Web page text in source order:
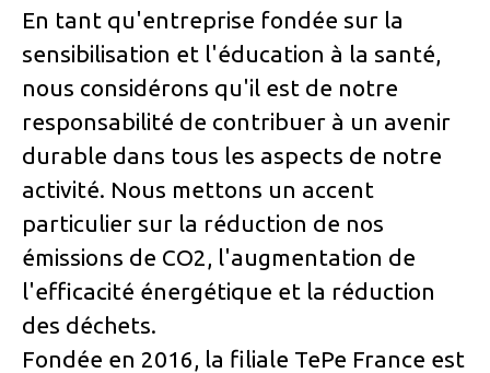
En tant qu'entreprise fondée sur la
sensibilisation et l'éducation à la santé,
nous considérons qu'il est de notre
responsabilité de contribuer à un avenir
durable dans tous les aspects de notre
activité. Nous mettons un accent
particulier sur la réduction de nos
émissions de CO2, l'augmentation de
l'efficacité énergétique et la réduction
des déchets.
Fondée en 2016, la filiale TePe France est